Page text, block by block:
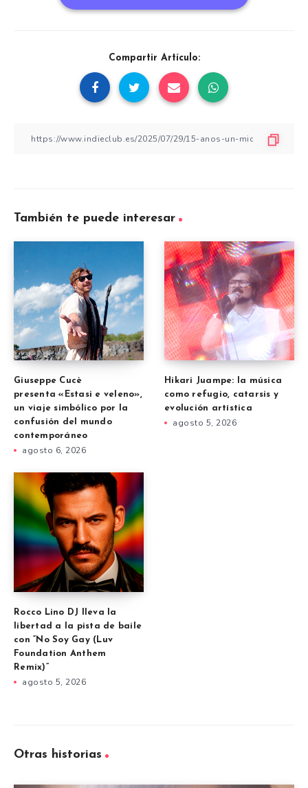
Compartir Artículo:
También te puede interesar
Giuseppe Cucè
presenta «Estasi e veleno»,
un viaje simbólico por la
confusión del mundo
contemporáneo
agosto 6, 2026
Hikari Juampe: la música
como refugio, catarsis y
evolución artística
agosto 5, 2026
Rocco Lino DJ lleva la
libertad a la pista de baile
con “No Soy Gay (Luv
Foundation Anthem
Remix)”
agosto 5, 2026
Otras historias